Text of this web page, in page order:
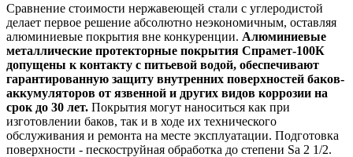
Сравнение стоимости нержавеющей стали с углеродистой
делает первое решение абсолютно неэкономичным, оставляя
алюминиевые покрытия вне конкуренции. Алюминиевые
металлические протекторные покрытия Спрамет-100К
допущены к контакту с питьевой водой, обеспечивают
гарантированную защиту внутренних поверхностей баков-
аккумуляторов от язвенной и других видов коррозии на
срок до 30 лет. Покрытия могут наноситься как при
изготовлении баков, так и в ходе их технического
обслуживания и ремонта на месте эксплуатации. Подготовка
поверхности - пескоструйная обработка до степени Sa 2 1/2.